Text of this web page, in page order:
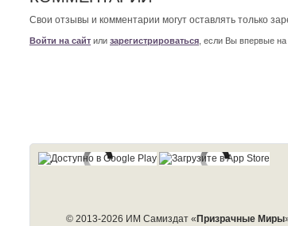
Свои отзывы и комментарии могут оставлять только
Войти на сайт или зарегистрироваться , если Вы впервые на
© 2013-2026 ИМ Самиздат «Призрачные Миры